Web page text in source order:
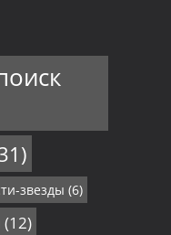
звезды (6)
(12)